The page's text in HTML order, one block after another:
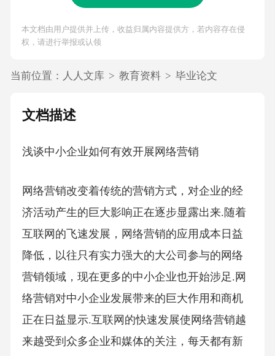
本文档由用户提供并上传，收益归属内容提供方，若内容存在侵
权，请进行举报或认领
当前位置： 人人文库 > 教育资料 > 毕业论文
文档描述
浅谈中小企业如何有效开展网络营销
网络营销改变着传统的营销方式，对企业的经
济活动产生的巨大影响正在逐步显露出来.随着
互联网的飞速发展，网络营销的应用成本日益
降低，以往只有实力强大的大公司参与的网络
营销领域，现在更多的中小企业也开始涉足.网
络营销对中小企业发展带来的巨大作用和商机
正在日益显示.互联网的快速发展使网络营销越
来越受到众多企业和媒体的关注，每天都有新